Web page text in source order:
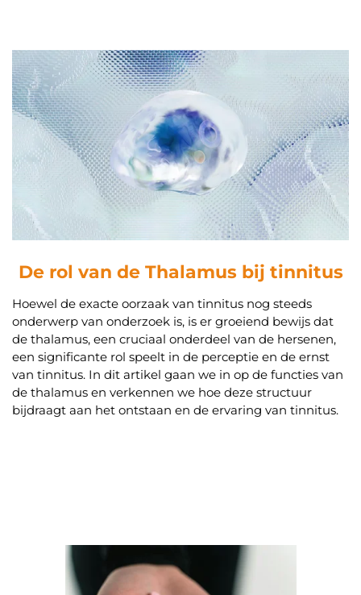
De rol van de Thalamus bij tinnitus
Hoewel de exacte oorzaak van tinnitus nog steeds
onderwerp van onderzoek is, is er groeiend bewijs dat
de thalamus, een cruciaal onderdeel van de hersenen,
een significante rol speelt in de perceptie en de ernst
van tinnitus. In dit artikel gaan we in op de functies van
de thalamus en verkennen we hoe deze structuur
bijdraagt aan het ontstaan en de ervaring van tinnitus.